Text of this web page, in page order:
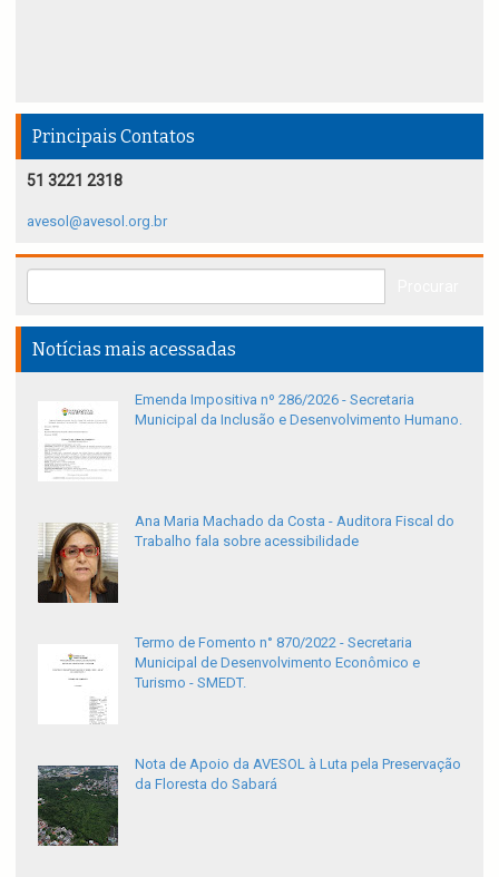
Principais Contatos
51 3221 2318
avesol@avesol.org.br
Notícias mais acessadas
Emenda Impositiva nº 286/2026 - Secretaria
Municipal da Inclusão e Desenvolvimento Humano.
Ana Maria Machado da Costa - Auditora Fiscal do
Trabalho fala sobre acessibilidade
Termo de Fomento n° 870/2022 - Secretaria
Municipal de Desenvolvimento Econômico e
Turismo - SMEDT.
Nota de Apoio da AVESOL à Luta pela Preservação
da Floresta do Sabará